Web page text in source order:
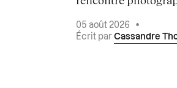
05 août 2026
•
Écrit par Cassandre